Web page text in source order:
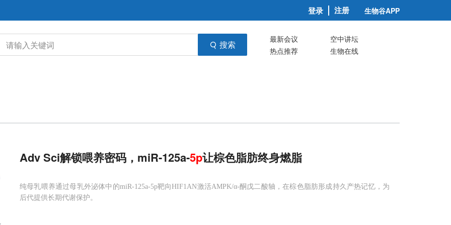
登录 注册 生物谷APP
搜索 最新会议
空中讲坛
热点推荐
生物在线
Adv Sci解锁喂养密码，miR-125a-5p让棕色脂肪终身燃脂
纯母乳喂养通过母乳外泌体中的miR-125a-5p靶向HIF1AN激活AMPK/α-酮戊二酸轴，在棕色脂肪形成持久产热记忆，为
后代提供长期代谢保护。